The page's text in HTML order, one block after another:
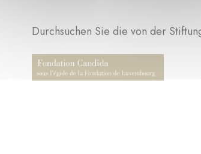
Durchsuchen Sie die von der